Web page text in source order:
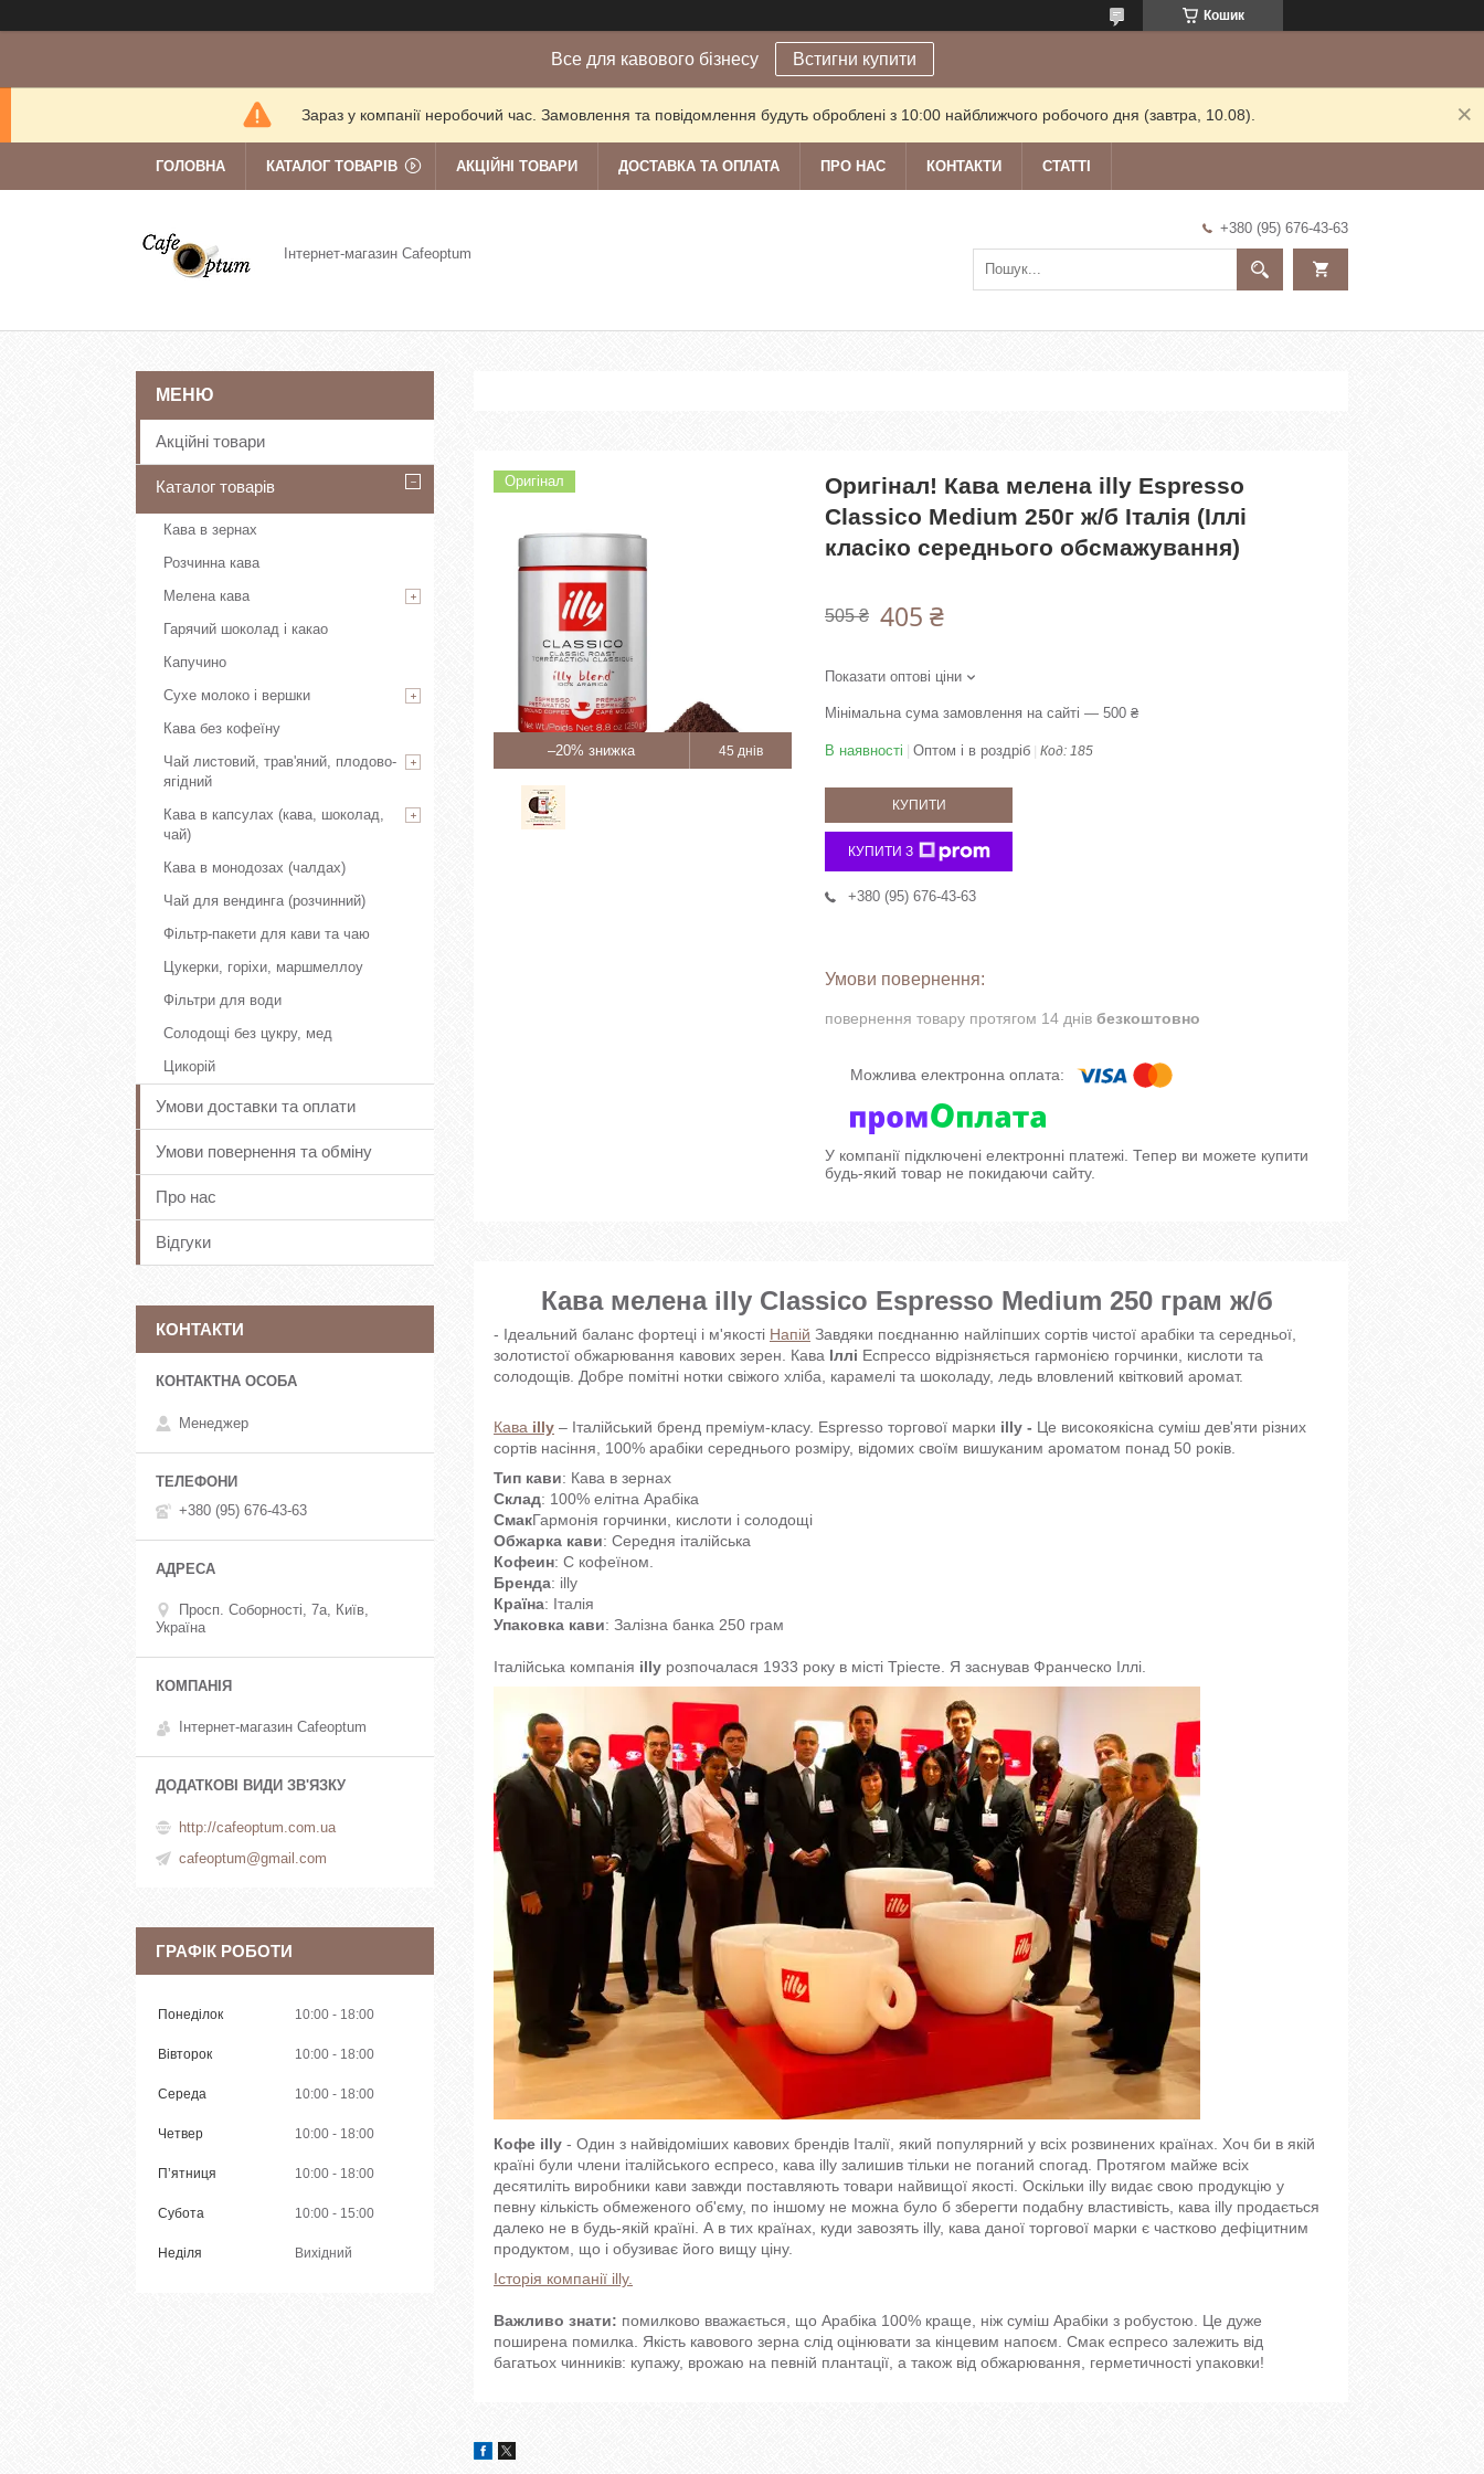
Кошик
Все для кавового бізнесу Встигни купити
Зараз у компанії неробочий час. Замовлення та повідомлення будуть оброблені з 10:00 найближчого робочого дня (завтра, 10.08).
ГОЛОВНА КАТАЛОГ ТОВАРІВ АКЦІЙНІ ТОВАРИ ДОСТАВКА ТА ОПЛАТА ПРО НАС КОНТАКТИ СТАТТІ
Інтернет-магазин Cafeoptum
+380 (95) 676-43-63
–20% 45 днів
Оригінал
Оригінал! Кава мелена illy Espresso
Classico Medium 250г ж/б Італія (Іллі
класіко середнього обсмажування)
505 ₴ 405 ₴
Показати оптові ціни
Мінімальна сума замовлення на сайті — 500 ₴
В наявності Оптом і в роздріб Код: 185
КУПИТИ
КУПИТИ З
+380 (95) 676-43-63
повернення товару протягом 14 днів безкоштовно
У компанії підключені електронні платежі. Тепер ви можете купити
будь-який товар не покидаючи сайту.
Кава мелена illy Classico Espresso Medium 250 грам ж/б
- Ідеальний баланс фортеці і м'якості Напій Завдяки поєднанню найліпших сортів чистої арабіки та середньої,
золотистої обжарювання кавових зерен. Кава Іллі Еспрессо відрізняється гармонією горчинки, кислоти та
солодощів. Добре помітні нотки свіжого хліба, карамелі та шоколаду, ледь вловлений квітковий аромат.
Кава illy – Італійський бренд преміум-класу. Espresso торгової марки illy - Це високоякісна суміш дев'яти різних
сортів насіння, 100% арабіки середнього розміру, відомих своїм вишуканим ароматом понад 50 років.
Тип кави: Кава в зернах
Склад: 100% елітна Арабіка
СмакГармонія горчинки, кислоти і солодощі
Обжарка кави: Середня італійська
Кофеин: С кофеїном.
Бренда: illy
Країна: Італія
Упаковка кави: Залізна банка 250 грам
Італійська компанія illy розпочалася 1933 року в місті Тріесте. Я заснував Франческо Іллі.
Кофе illy - Один з найвідоміших кавових брендів Італії, який популярний у всіх розвинених країнах. Хоч би в якій
країні були члени італійського еспресо, кава illy залишив тільки не поганий спогад. Протягом майже всіх
десятиліть виробники кави завжди поставляють товари найвищої якості. Оскільки illy видає свою продукцію у
певну кількість обмеженого об'єму, по іншому не можна було б зберегти подабну властивість, кава illy продається
далеко не в будь-якій країні. А в тих країнах, куди завозять illy, кава даної торгової марки є частково дефіцитним
продуктом, що і обузиває його вищу ціну.
Історія компанії illy.
Важливо знати: помилково вважається, що Арабіка 100% краще, ніж суміш Арабіки з робустою. Це дуже
поширена помилка. Якість кавового зерна слід оцінювати за кінцевим напоєм. Смак еспресо залежить від
багатьох чинників: купажу, врожаю на певній плантації, а також від обжарювання, герметичності упаковки!
Акційні товари
Каталог товарів
Кава в зернах
Розчинна кава
Мелена кава
Гарячий шоколад і какао
Капучино
Сухе молоко і вершки
Кава без кофеїну
Чай листовий, трав'яний, плодово-
ягідний
Кава в капсулах (кава, шоколад,
чай)
Кава в монодозах (чалдах)
Чай для вендинга (розчинний)
Фільтр-пакети для кави та чаю
Цукерки, горіхи, маршмеллоу
Фільтри для води
Солодощі без цукру, мед
Цикорій
Умови доставки та оплати
Умови повернення та обміну
Про нас
Відгуки
КОНТАКТИ
Менеджер
+380 (95) 676-43-63
Просп. Соборності, 7а, Київ,
Україна
Інтернет-магазин Cafeoptum
http://cafeoptum.com.ua
cafeoptum@gmail.com
ГРАФІК РОБОТИ
Понеділок 10:00 18:00
Вівторок 10:00 18:00
Середа 10:00 18:00
Четвер 10:00 18:00
Пʼятниця 10:00 18:00
Субота 10:00 15:00
Неділя Вихідний